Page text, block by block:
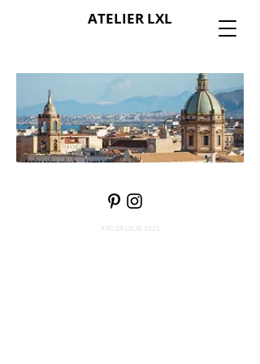
ATELIER LXL
​画 廊
ATELIER LXL © 2025